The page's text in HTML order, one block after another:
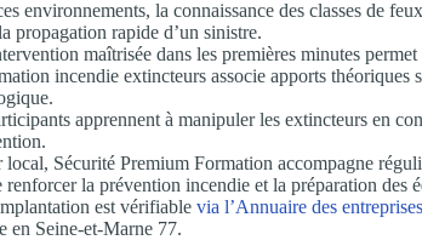
environnements, la connaissance des classes de
propagation rapide d’un sinistre.
maîtrisée dans les premières minutes
incendie extincteurs associe apports théoriques
apprennent à manipuler les extincteurs en
local, Sécurité Premium Formation accompagne
renforcer la prévention incendie et la préparation des
est vérifiable via l’Annuaire des entreprises
en Seine-et-Marne 77.